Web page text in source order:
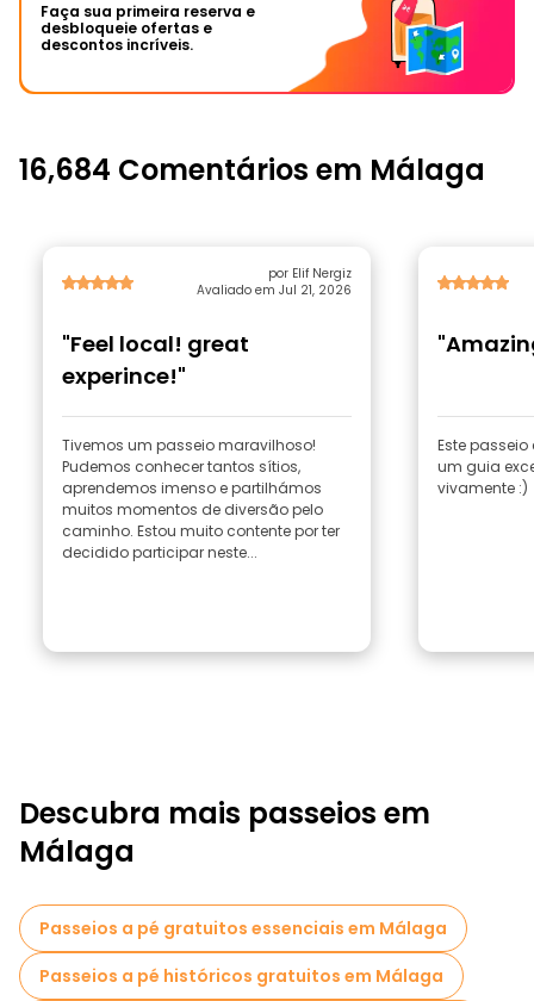
Faça sua primeira reserva e
desbloqueie ofertas e
descontos incríveis.
16,684 Comentários em Málaga
por Elif Nergiz
Avaliado em Jul 21, 2026
"Feel local! great
experince!"
Tivemos um passeio maravilhoso!
Pudemos conhecer tantos sítios,
aprendemos imenso e partilhámos
muitos momentos de diversão pelo
caminho. Estou muito contente por ter
decidido participar neste...
Este
um guia
vivamente :)
Descubra mais passeios em
Málaga
Passeios a pé gratuitos essenciais em Málaga
Passeios a pé históricos gratuitos em Málaga